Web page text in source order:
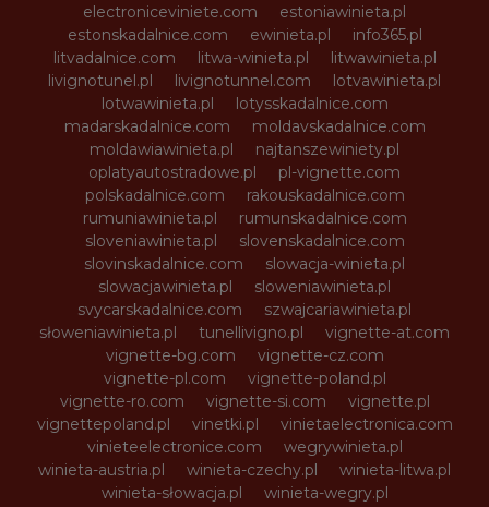
electroniceviniete.com
estoniawinieta.pl
estonskadalnice.com
ewinieta.pl
info365.pl
litvadalnice.com
litwa-winieta.pl
litwawinieta.pl
livignotunel.pl
livignotunnel.com
lotvawinieta.pl
lotwawinieta.pl
lotysskadalnice.com
madarskadalnice.com
moldavskadalnice.com
moldawiawinieta.pl
najtanszewiniety.pl
oplatyautostradowe.pl
pl-vignette.com
polskadalnice.com
rakouskadalnice.com
rumuniawinieta.pl
rumunskadalnice.com
sloveniawinieta.pl
slovenskadalnice.com
slovinskadalnice.com
slowacja-winieta.pl
slowacjawinieta.pl
sloweniawinieta.pl
svycarskadalnice.com
szwajcariawinieta.pl
słoweniawinieta.pl
tunellivigno.pl
vignette-at.com
vignette-bg.com
vignette-cz.com
vignette-pl.com
vignette-poland.pl
vignette-ro.com
vignette-si.com
vignette.pl
vignettepoland.pl
vinetki.pl
vinietaelectronica.com
vinieteelectronice.com
wegrywinieta.pl
winieta-austria.pl
winieta-czechy.pl
winieta-litwa.pl
winieta-słowacja.pl
winieta-wegry.pl